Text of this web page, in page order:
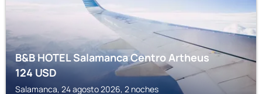
B&B HOTEL Salamanca Centro Artheus
124USD
Salamanca, 24 agosto 2026, 2 noches